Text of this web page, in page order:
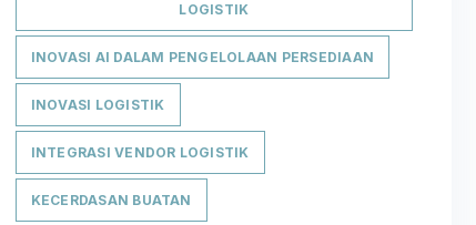
LOGISTIK
INOVASI AI DALAM PENGELOLAAN PERSEDIAAN
INOVASI LOGISTIK
INTEGRASI VENDOR LOGISTIK
KECERDASAN BUATAN